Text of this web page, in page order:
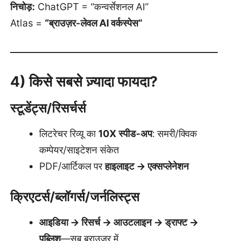
निचोड़: ChatGPT = “कन्वर्सेशनल AI”
Atlas = “ब्राउज़र-लेवल AI वर्कस्पेस”
4) किसे सबसे ज़्यादा फायदा?
स्टूडेंट्स/रिसर्चर्स
लिटरेचर रिव्यू का 10X स्पीड-अप: समरी/क्विक
कम्पेयर/साइटेशन संकेत
PDF/आर्टिकल परहाइलाइट → एक्सप्लेनेशन
क्रिएटर्स/ब्लॉगर्स/जर्नलिस्ट्स
आइडिया → रिसर्च → आउटलाइन → ड्राफ्ट →